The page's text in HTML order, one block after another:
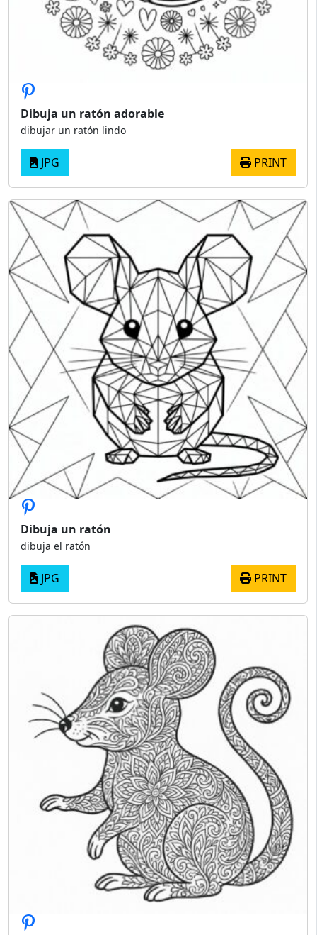
Dibuja un ratón adorable
dibujar un ratón lindo
JPG PRINT
Dibuja un ratón
dibuja el ratón
JPG PRINT